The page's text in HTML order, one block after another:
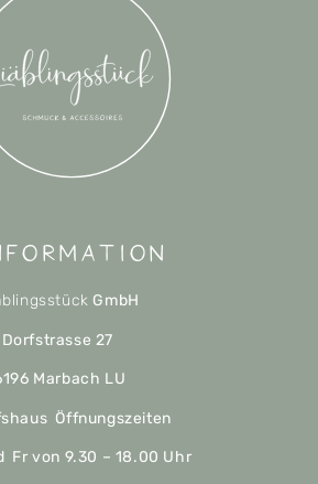
GmbH
Dorfstrasse 27
Marbach LU
Öffnungszeiten
Fr von 9.30 – 18.00 Uhr